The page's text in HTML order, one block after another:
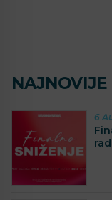
NAJNOVIJE
6